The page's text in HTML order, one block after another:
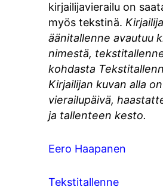
kirjailijavierailu on
myös tekstinä.
äänitallenne avautuu
nimestä,
kohdasta
Kirjailijan kuvan alla on
vierailupäivä,
ja tallenteen kesto.
Eero Haapanen
Tekstitallenne